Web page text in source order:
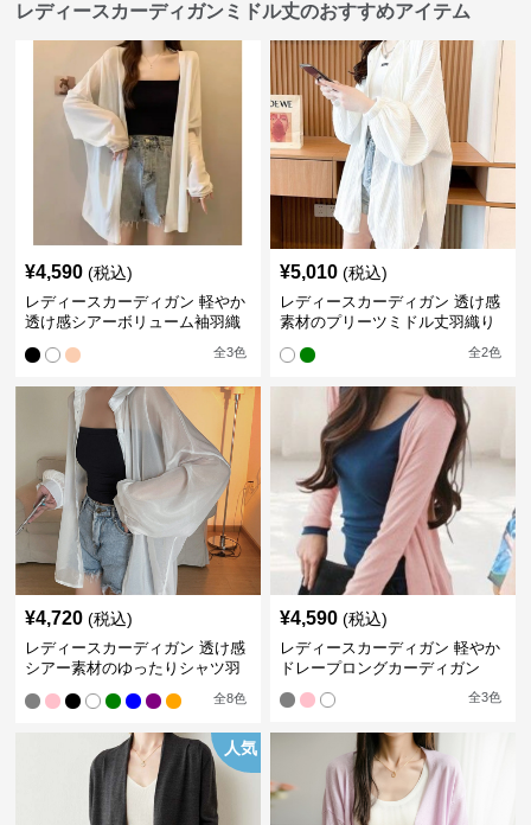
レディースカーディガンミドル丈のおすすめアイテム
¥4,590 (税込)
レディースカーディガン 軽やか
透け感シアーボリューム袖羽織
全3色
¥5,010 (税込)
レディースカーディガン 透け感
素材のプリーツミドル丈羽織り
全2色
¥4,720 (税込)
レディースカーディガン 透け感
シアー素材のゆったりシャツ羽
全8色
¥4,590 (税込)
レディースカーディガン 軽やか
ドレープロングカーディガン
全3色
人気